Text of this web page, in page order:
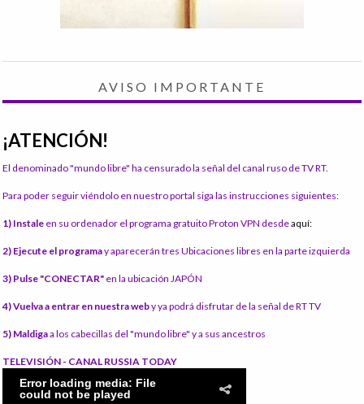
AVISO IMPORTANTE
¡ATENCIÓN!
El denominado "mundo libre" ha censurado la señal del canal ruso de TV RT.
Para poder seguir viéndolo en nuestro portal siga las instrucciones siguientes:
1) Instale en su ordenador el programa gratuito Proton VPN desdeaquí:
2) Ejecute el programay aparecerán tres Ubicaciones libres en la parte izquierda
3) Pulse "CONECTAR" en la ubicación JAPÓN
4) Vuelva a entrar en nuestra weby ya podrá disfrutar de la señal de RT TV
5) Maldigaa los cabecillas del "mundo libre" y a sus ancestros
TELEVISIÓN - CANAL RUSSIA TODAY